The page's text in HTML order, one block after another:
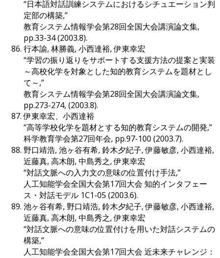
“日本語対話訓練システムにおけるシチュエーション判
定部の構築,”
教育システム情報学会第28回全国大会講演論文集,
pp.33-34 (2003.8).
行本諭, 林勝義, 小西達裕, 伊東幸宏
“学習の振り返りをサポートする支援方法の提案と実装
～高校化学を対象とした知的教育システムを題材とし
て～,”
教育システム情報学会第28回全国大会講演論文集,
pp.273-274, (2003.8).
伊東幸宏、小西達裕
“高等学校化学を題材とする知的教育システムの開発,”
科学教育学会第27回年会, pp.97-100 (2003.7).
野口靖浩, 池ヶ谷有希, 鈴木夕紀子, 伊藤敏彦, 小西達裕,
近藤真, 高木朗, 中島秀之, 伊東幸宏
“対話文脈への入力文の意味の位置付け手法,”
人工知能学会全国大会第17回大会 知的インタフェー
ス・対話モデル 1C1-05 (2003.6).
池ヶ谷有希, 野口靖浩, 鈴木夕紀子, 伊藤敏彦, 小西達裕,
近藤真, 高木朗, 中島秀之, 伊東幸宏
“対話文脈への意味の位置付けを用いた対話システムの
構築,”
人工知能学会全国大会第17回大会 近未来チャレンジ：